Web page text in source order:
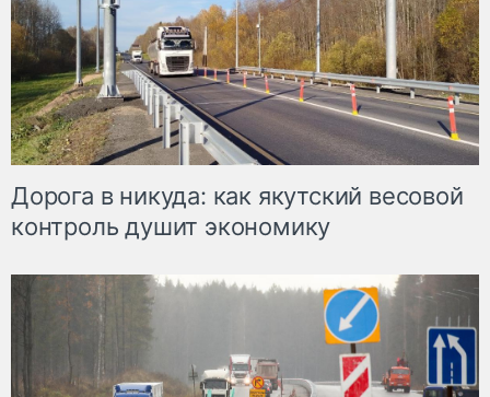
Дорога в никуда: как якутский весовой
контроль душит экономику